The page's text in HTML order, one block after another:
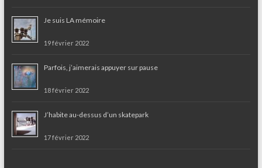
Je suis LA mémoire
19 février 2022
Parfois, j’aimerais appuyer sur pause
18 février 2022
J’habite au-dessus d’un skatepark
17 février 2022